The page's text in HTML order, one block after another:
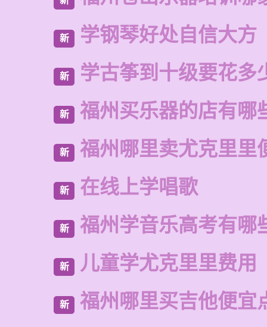
新 学钢琴好处自信大方
新 学古筝到十级要花多
新 福州买乐器的店有哪
新 福州哪里卖尤克里里
新 在线上学唱歌
新 福州学音乐高考有哪
新 儿童学尤克里里费用
新 福州哪里买吉他便宜